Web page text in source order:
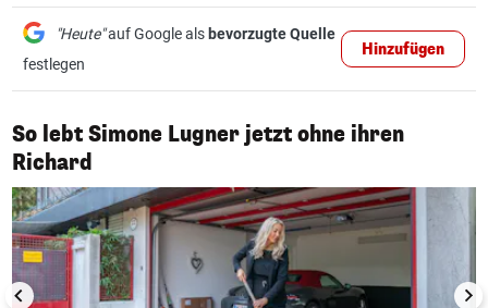
"Heute"auf Google als bevorzugte Quelle
festlegen
Hinzufügen
So lebt Simone Lugner jetzt ohne ihren
Richard
1/15